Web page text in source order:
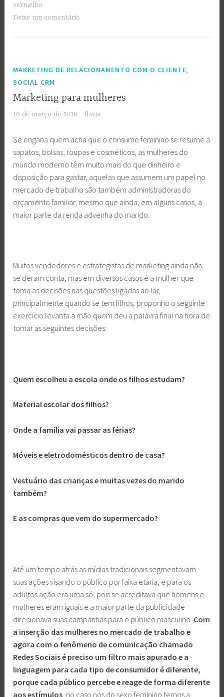
vermelho
Deixe um comentário
MARKETING DE RELACIONAMENTO COM O CLIENTE
SOCIAL CRM
Marketing para mulheres
10 de março de 2018 flavia
Se engana quem acha que o consumo feminino se resume a
sapatos, bolsas, roupas e cosméticos, as mulheres do
mundo moderno têm muito mais do que dinheiro e
disposição para gastar, aquelas que assumem um papel no
mercado de trabalho são também administradoras do
orçamento familiar, mesmo que ainda, em alguns casos, a
maior parte da renda advenha do marido.
Muitos vendedores e estrategistas de marketing ainda não
se deram conta, mas em diversos casos é a mulher que
toma as decisões nas questões ligadas ao lar,
principalmente quando se tem filhos, proponho o seguinte
exercício levanta a mão quem deu a palavra final na hora de
tomar as seguintes decisões:
Quem escolheu a escola onde os filhos estudam?
Material escolar dos filhos?
Onde a família vai passar as férias?
Móveis e eletrodomésticos dentro de casa?
Vestuário das crianças e muitas vezes do marido
também?
E as compras que vem do supermercado?
Até um tempo atrás as mídias tradicionais segmentavam
suas ações visando o público por faixa etária, e para os
adultos ação era uma só, pois se acreditava que homens e
mulheres eram iguais e a maior parte da publicidade
direcionava suas campanhas para o público masculino. Com
a inserção das mulheres no mercado de trabalho e
agora com o fenômeno de comunicação chamado
Redes Sociais é preciso um filtro mais apurado e a
linguagem para cada tipo de consumidor é diferente,
porque cada público percebe e reage de forma diferente
aos estímulos , no caso nós do sexo feminino temos a